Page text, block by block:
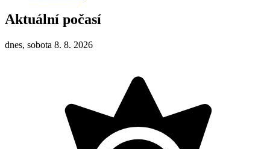
Aktuální počasí
dnes, sobota 8. 8. 2026